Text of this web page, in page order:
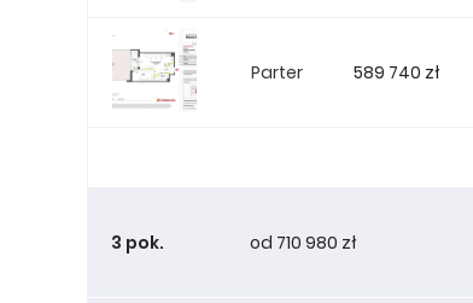
Parter 589 740 zł
3 pok. od 710 980 zł